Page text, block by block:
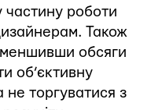
частину роботи
Також
обсяги
об’єктивну
не торгуватися з